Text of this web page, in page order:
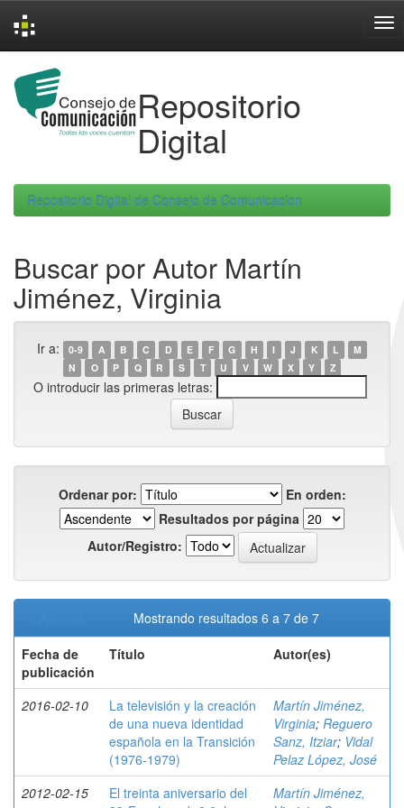
navigation
Repositorio
Digital
Repositorio Digital de Consejo de Comunicacion
Buscar por Autor Martín
Jiménez, Virginia
Ir a: 0-9 A B C D E F G H I J K L
M
N
O P Q R S T U V W X Y Z
O introducir las primeras letras:
Ordenar por:
En orden:
Resultados por página
Autor/Registro:
Mostrando resultados 6 a 7 de 7
Fecha de
publicación
Título Autor(es)
2016-02-10
La televisión y la creación
de una nueva identidad
española en la Transición
(1976-1979)
Martín Jiménez,
Virginia; Reguero
Sanz, Itziar; Vidal
Pelaz López, José
2012-02-15
El treinta aniversario del
Martín Jiménez,